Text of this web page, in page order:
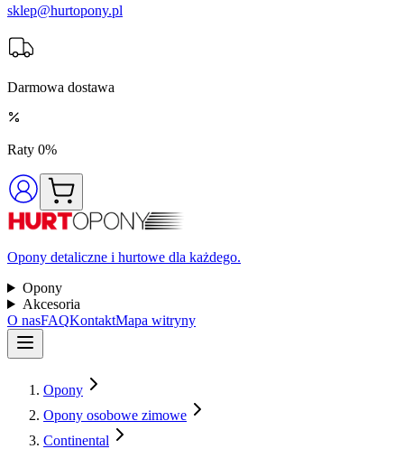
sklep@hurtopony.pl
Darmowa dostawa
Raty 0%
Opony detaliczne i hurtowe dla każdego.
Opony
Akcesoria
O nasFAQKontaktMapa witryny
Opony
Opony osobowe zimowe
Continental